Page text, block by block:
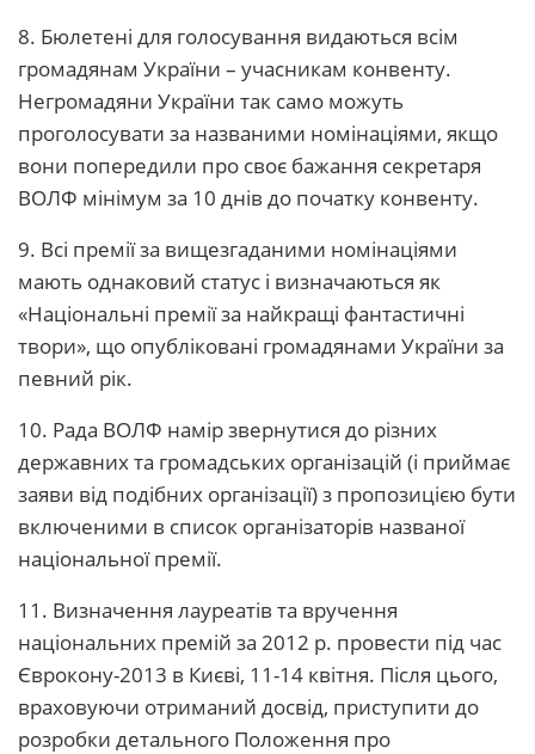
8. Бюлетені для голосування видаються всім
громадянам України – учасникам конвенту.
Негромадяни України так само можуть
проголосувати за названими номінаціями, якщо
вони попередили про своє бажання секретаря
ВОЛФ мінімум за 10 днів до початку конвенту.
9. Всі премії за вищезгаданими номінаціями
мають однаковий статус і визначаються як
«Національні премії за найкращі фантастичні
твори», що опубліковані громадянами України за
певний рік.
10. Рада ВОЛФ намір звернутися до різних
державних та громадських організацій (і приймає
заяви від подібних організації) з пропозицією бути
включеними в список організаторів названої
національної премії.
11. Визначення лауреатів та вручення
національних премій за 2012 р. провести під час
Єврокону-2013 в Києві, 11-14 квітня. Після цього,
враховуючи отриманий досвід, приступити до
розробки детального Положення про